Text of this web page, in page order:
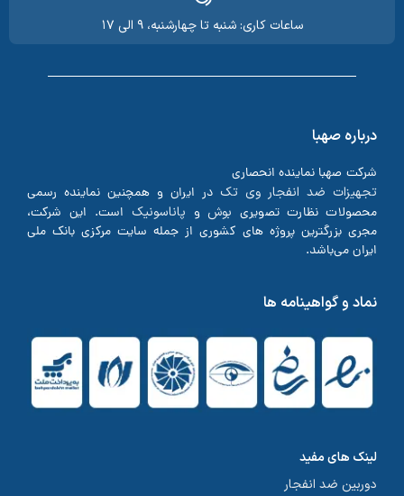
ساعات کاری: شنبه تا چهارشنبه، ۹ الی ۱۷
درباره صهبا
شرکت صهبا نماینده انحصاری
تجهیزات ضد انفجار وی تک در ایران و همچنین نماینده رسمی
محصولات نظارت تصویری بوش و پاناسونیک است. این شرکت،
مجری بزرگترین پروژه های کشوری از جمله سایت مرکزی بانک ملی
ایران می‌باشد.
نماد و گواهینامه ها
لینک های مفید
دوربین ضد انفجار